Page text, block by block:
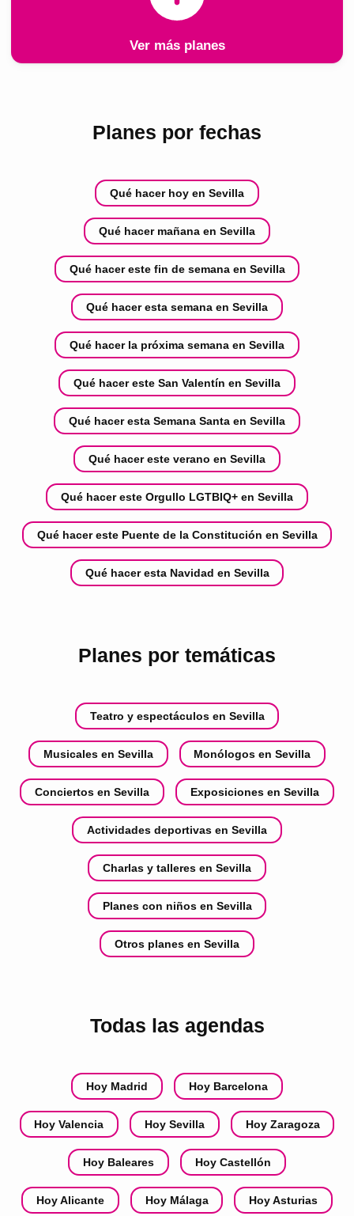
Ver más planes
Planes por fechas
Qué hacer hoy en Sevilla
Qué hacer mañana en Sevilla
Qué hacer este fin de semana en Sevilla
Qué hacer esta semana en Sevilla
Qué hacer la próxima semana en Sevilla
Qué hacer este San Valentín en Sevilla
Qué hacer esta Semana Santa en Sevilla
Qué hacer este verano en Sevilla
Qué hacer este Orgullo LGTBIQ+ en Sevilla
Qué hacer este Puente de la Constitución en Sevilla
Qué hacer esta Navidad en Sevilla
Planes por temáticas
Teatro y espectáculos en Sevilla
Musicales en Sevilla Monólogos en Sevilla
Conciertos en Sevilla Exposiciones en Sevilla
Actividades deportivas en Sevilla
Charlas y talleres en Sevilla
Planes con niños en Sevilla
Otros planes en Sevilla
Todas las agendas
Hoy Madrid Hoy Barcelona
Hoy Valencia Hoy Sevilla Hoy Zaragoza
Hoy Baleares Hoy Castellón
Hoy Alicante Hoy Málaga Hoy Asturias